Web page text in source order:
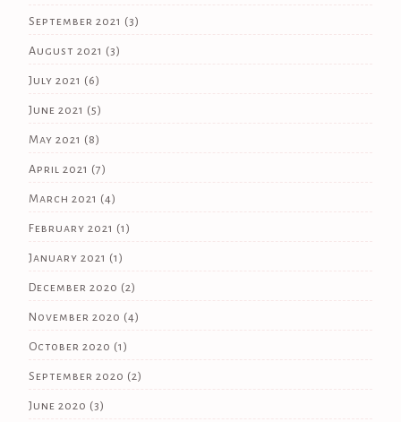
September 2021 (3)
August 2021 (3)
July 2021 (6)
June 2021 (5)
May 2021 (8)
April 2021 (7)
March 2021 (4)
February 2021 (1)
January 2021 (1)
December 2020 (2)
November 2020 (4)
October 2020 (1)
September 2020 (2)
June 2020 (3)